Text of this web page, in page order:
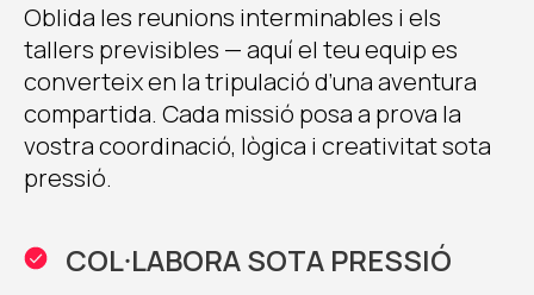
Oblida les reunions interminables i els
tallers previsibles — aquí el teu equip es
converteix en la tripulació d’una aventura
compartida. Cada missió posa a prova la
vostra coordinació, lògica i creativitat sota
pressió.
COL·LABORA SOTA PRESSIÓ